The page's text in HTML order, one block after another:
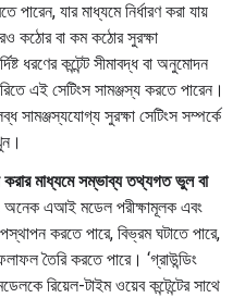
পারেন, যার মাধ্যমে নির্ধারণ করা যায়
কঠোর বা কম কঠোর সুরক্ষা
ধরণের কন্টেন্ট সীমাবদ্ধ বা অনুমোদন
এই সেটিংস সামঞ্জস্য করতে পারেন।
সামঞ্জস্যযোগ্য সুরক্ষা সেটিংস সম্পর্কে
করার মাধ্যমে সম্ভাব্য তথ্যগত ভুল বা
অনেক এআই মডেল পরীক্ষামূলক এবং
করতে পারে, বিভ্রম ঘটাতে পারে,
তৈরি করতে পারে। ‘গ্রাউন্ডিং
রিয়েল-টাইম ওয়েব কন্টেন্টের সাথে